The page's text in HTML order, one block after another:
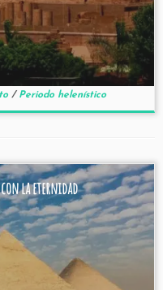
/ Periodo helenístico
con la eternidad